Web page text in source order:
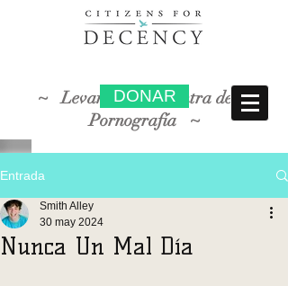
~ Levantarse en contra de la
Pornografía ~
DONAR
Entrada
Nunca Un Mal Día
Smith Alley
30 may 2024